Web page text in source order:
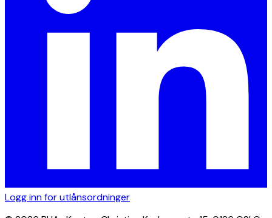
Logg inn for utlånsordninger